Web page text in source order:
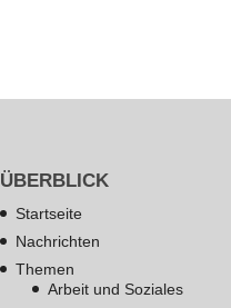
ÜBERBLICK
Startseite
Nachrichten
Themen
Arbeit und Soziales